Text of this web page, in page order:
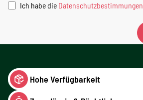
Ich habe die Datenschutzbestimmungen
Hohe Verfügbarkeit